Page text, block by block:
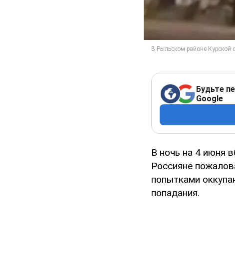
Будьте
Google
В ночь на 4 июня
Россияне
попытками
попадания.